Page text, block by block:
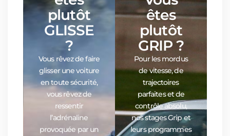
plutôt
GLISSE
?
Vous rêvez de faire
glisser une voiture
en toute sécurité,
vous rêvez de
ressentir
l’adrénaline
provoquée par un
êtes
plutôt
GRIP ?
Pour les mordus
de vitesse, de
trajectoires
parfaites et de
contrôle absolu,
nos stages Grip et
leurs programmes